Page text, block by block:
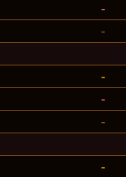
-
-
-
-
-
-